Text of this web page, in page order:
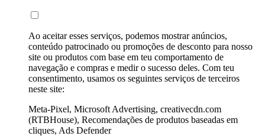
Ao aceitar esses serviços, podemos mostrar anúncios,
conteúdo patrocinado ou promoções de desconto para nosso
site ou produtos com base em teu comportamento de
navegação e compras e medir o sucesso deles. Com teu
consentimento, usamos os seguintes serviços de terceiros
neste site:
Meta-Pixel, Microsoft Advertising, creativecdn.com
(RTBHouse), Recomendações de produtos baseadas em
cliques, Ads Defender